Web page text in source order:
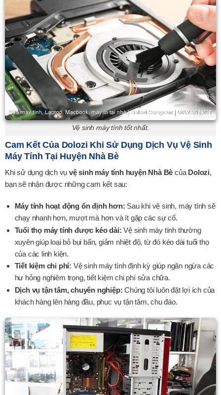
Vệ sinh máy tính tốt nhất.
Cam Kết Của Dolozi Khi Sử Dụng Dịch Vụ Vệ Sinh
Máy Tính Tại Huyện Nhà Bè
Khi sử dụng dịch vụ vệ sinh máy tính huyện Nhà Bè của Dolozi,
bạn sẽ nhận được những cam kết sau:
Máy tính hoạt động ổn định hơn: Sau khi vệ sinh, máy tính sẽ
chạy nhanh hơn, mượt mà hơn và ít gặp các sự cố.
Tuổi thọ máy tính được kéo dài: Vệ sinh máy tính thường
xuyên giúp loại bỏ bụi bẩn, giảm nhiệt độ, từ đó kéo dài tuổi thọ
của các linh kiện.
Tiết kiệm chi phí: Vệ sinh máy tính định kỳ giúp ngăn ngừa các
hư hỏng nghiêm trọng, tiết kiệm chi phí sửa chữa.
Dịch vụ tận tâm, chuyên nghiệp: Chúng tôi luôn đặt lợi ích của
khách hàng lên hàng đầu, phục vụ tận tâm, chu đáo.